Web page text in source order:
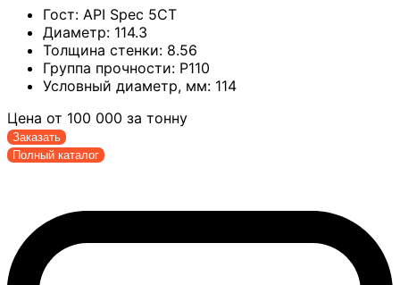
Гост: API Spec 5CT
Диаметр: 114.3
Толщина стенки: 8.56
Группа прочности: P110
Условный диаметр, мм: 114
Цена от 100 000 за тонну
Заказать
Полный каталог